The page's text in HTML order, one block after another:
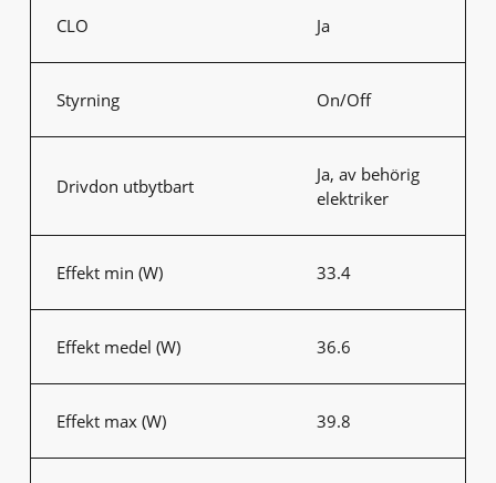
CLO Ja
Styrning On/Off
Drivdon utbytbart
Ja, av behörig
elektriker
Effekt min (W) 33.4
Effekt medel (W) 36.6
Effekt max (W) 39.8